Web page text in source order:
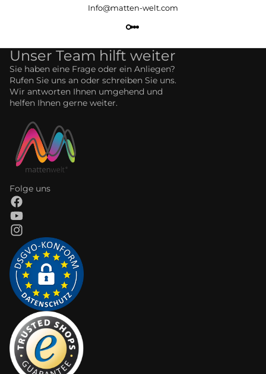
Info@matten-welt.com
Unser Team hilft weiter
Sie haben eine Frage oder ein Anliegen?
Rufen Sie uns an oder schreiben Sie uns.
Wir antworten Ihnen umgehend und
helfen Ihnen gerne weiter.
Folge uns